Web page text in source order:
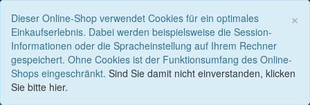
×
Dieser Online-Shop verwendet Cookies für ein optimales
Einkaufserlebnis. Dabei werden beispielsweise die Session-
Informationen oder die Spracheinstellung auf Ihrem Rechner
gespeichert. Ohne Cookies ist der Funktionsumfang des Online-
Shops eingeschränkt. Sind Sie damit nicht einverstanden, klicken
Sie bitte hier.